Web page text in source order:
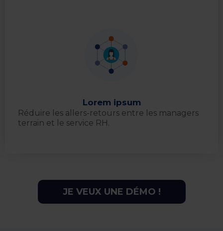
Lorem ipsum
Réduire les allers-retours entre les managers
terrain et le service RH.
JE VEUX UNE DÉMO !